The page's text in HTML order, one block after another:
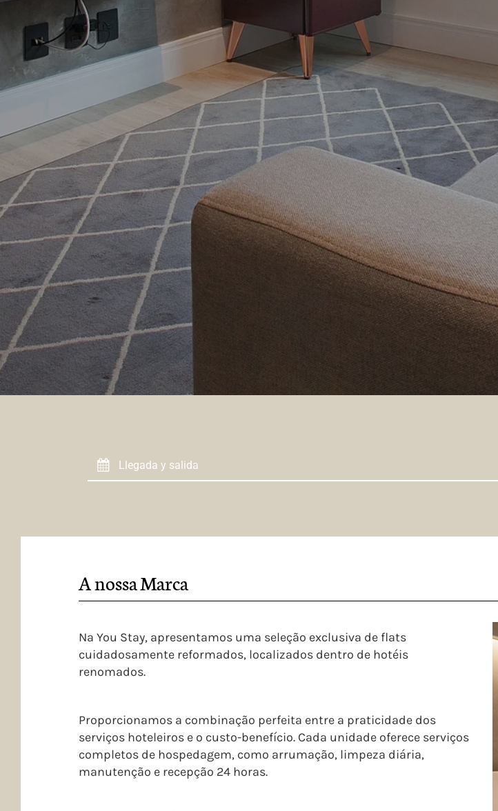
A nossa Marca
Na You Stay, apresentamos uma seleção exclusiva de flats
cuidadosamente reformados, localizados dentro de hotéis
renomados.
Proporcionamos a combinação perfeita entre a praticidade dos
serviços hoteleiros e o custo-benefício. Cada unidade oferece serviços
completos de hospedagem, como arrumação, limpeza diária,
manutenção e recepção 24 horas.